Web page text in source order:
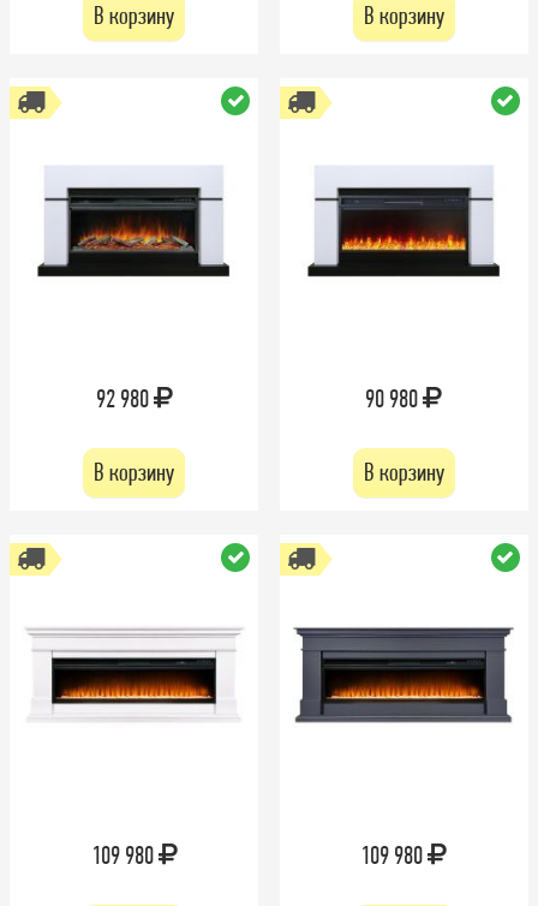
В корзину В корзину
92 980
В корзину
90 980
В корзину
109 980 109 980